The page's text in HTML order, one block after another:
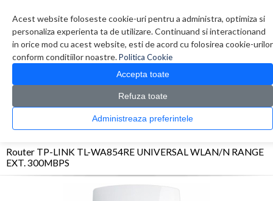
Acest website foloseste cookie-uri pentru a administra, optimiza si
personaliza experienta ta de utilizare. Continuand si interactionand
in orice mod cu acest website, esti de acord cu folosirea cookie-urilor
conform conditiilor noastre.Politica Cookie
Accepta toate
Refuza toate
Administreaza preferintele
0 produs(e)
CATALOG PRODUSE
> Routere > Router TP-LINK TL-WA854RE UNIVERSAL
Router TP-LINK TL-WA854RE UNIVERSAL WLAN/N RANGE
EXT. 300MBPS